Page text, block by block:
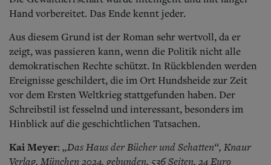
Hand vorbereitet. Das Ende kennt jeder.
Aus diesem Grund ist der Roman sehr wertvoll, da er
zeigt, was passieren kann, wenn die Politik nicht alle
demokratischen Rechte schützt. In Rückblenden werden
Ereignisse geschildert, die im Ort Hundsheide zur Zeit
vor dem Ersten Weltkrieg stattgefunden haben. Der
Schreibstil ist fesselnd und interessant, besonders im
Hinblick auf die geschichtlichen Tatsachen.
Kai Meyer: „Das Haus der Bücher und Schatten“, Knaur
Verlag, München 2024, gebunden, 536 Seiten, 24 Euro